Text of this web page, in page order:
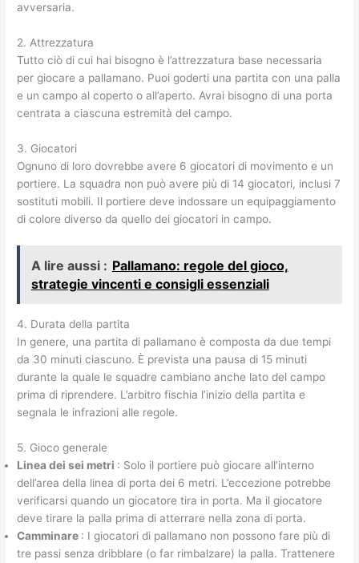
avversaria.
2. Attrezzatura
Tutto ciò di cui hai bisogno è l’attrezzatura base necessaria
per giocare a pallamano. Puoi goderti una partita con una palla
e un campo al coperto o all’aperto. Avrai bisogno di una porta
centrata a ciascuna estremità del campo.
3. Giocatori
Ognuno di loro dovrebbe avere 6 giocatori di movimento e un
portiere. La squadra non può avere più di 14 giocatori, inclusi 7
sostituti mobili. Il portiere deve indossare un equipaggiamento
di colore diverso da quello dei giocatori in campo.
A lire aussi : Pallamano: regole del gioco,
strategie vincenti e consigli essenziali
4. Durata della partita
In genere, una partita di pallamano è composta da due tempi
da 30 minuti ciascuno. È prevista una pausa di 15 minuti
durante la quale le squadre cambiano anche lato del campo
prima di riprendere. L’arbitro fischia l’inizio della partita e
segnala le infrazioni alle regole.
5. Gioco generale
Linea dei sei metri : Solo il portiere può giocare all’interno
dell’area della linea di porta dei 6 metri. L’eccezione potrebbe
verificarsi quando un giocatore tira in porta. Ma il giocatore
deve tirare la palla prima di atterrare nella zona di porta.
Camminare : I giocatori di pallamano non possono fare più di
tre passi senza dribblare (o far rimbalzare) la palla. Trattenere